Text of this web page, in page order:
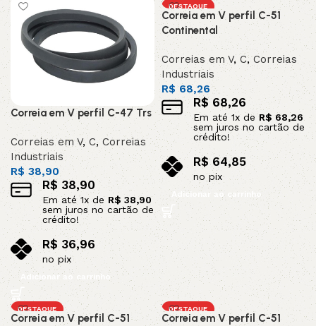
Correia em V perfil C-47 Trs
Correias em V,C, Correias
Industriais
R$38,90
R$38,90
Em até 1x de R$ 38,90
sem juros no cartão de
crédito!
R$ 36,96
no pix
Adicionar ao carrinho
DESTAQUE
Correia em V perfil C-51
Continental
Correias em V, C,Correias
Industriais
R$ 68,26
R$68,26
Em até 1x deR$ 68,26
sem juros no cartão de
crédito!
R$64,85
no pix
Adicionar ao carrinho
DESTAQUE
Correia em V perfil C-51
DESTAQUE
Correia em V perfil C-51